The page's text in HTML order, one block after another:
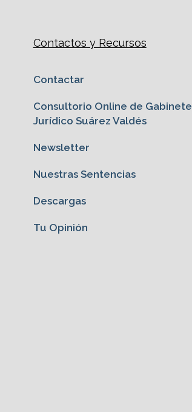
Contactos y Recursos
Contactar
Consultorio Online de Gabinete
Jurídico Suárez Valdés
Newsletter
Nuestras Sentencias
Descargas
Tu Opinión